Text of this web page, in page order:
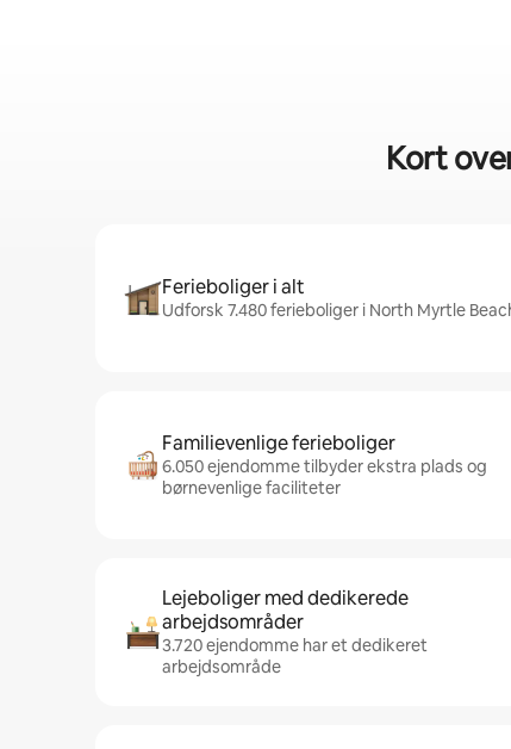
Kort
Ferieboliger i alt
Udforsk 7.480 ferieboliger i North Myrtle
Familievenlige ferieboliger
6.050 ejendomme tilbyder ekstra plads og
børnevenlige faciliteter
Lejeboliger med dedikerede
arbejdsområder
3.720 ejendomme har et dedikeret
arbejdsområde